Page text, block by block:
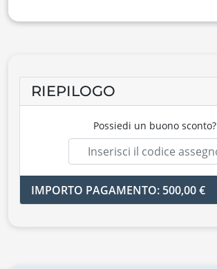
RIEPILOGO
Possiedi un buono sconto?
IMPORTO PAGAMENTO: 500,00 €